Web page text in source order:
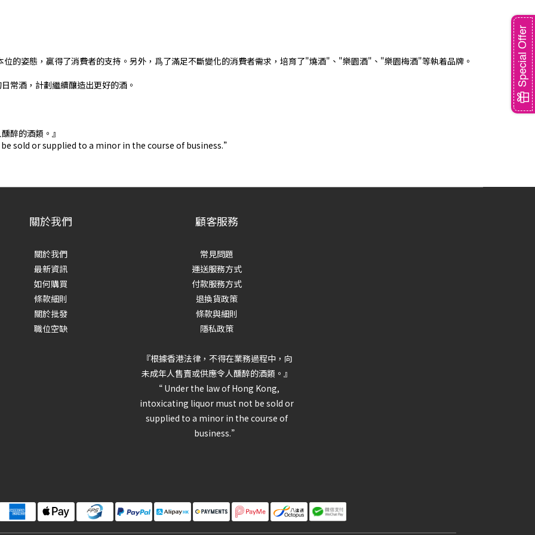
的姿態，贏得了消費者的支持。另外，爲了滿足不斷變化的消費者需求，培育了"燒酒"、"樂園酒"、"樂園梅酒"等執着品牌。
常酒，計劃繼續釀造出更好的酒。
醉的酒類。』
sold or supplied to a minor in the course of business.”
關於我們
關於我們
最新資訊
如何購買
條款細則
關於批發
職位空缺
顧客服務
常見問題
運送服務方式
付款服務方式
退換貨政策
條款與細則
隱私政策
『根據香港法律，不得在業務過程中，向
未成年人售賣或供應令人醺醉的酒類。』
“ Under the law of Hong Kong,
intoxicating liquor must not be sold or
supplied to a minor in the course of
business.”
Special Offer